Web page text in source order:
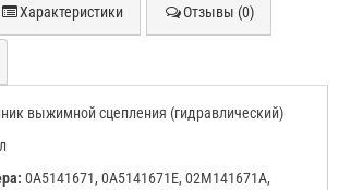
Характеристики Отзывы (0)
выжимной сцепления (гидравлический)
0A5141671, 0A5141671E, 02M141671A,